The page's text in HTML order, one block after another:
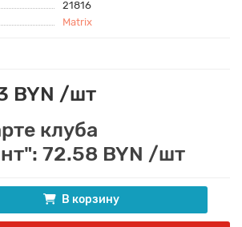
21816
Matrix
BYN /шт
клуба
72.58 BYN /шт
В корзину